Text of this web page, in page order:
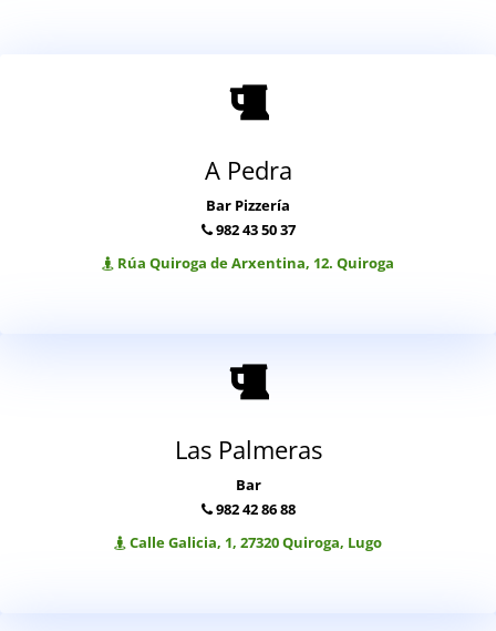
A Pedra
Bar Pizzería
982 43 50 37
Rúa Quiroga de Arxentina, 12. Quiroga
Las Palmeras
Bar
982 42 86 88
Calle Galicia, 1, 27320 Quiroga, Lugo